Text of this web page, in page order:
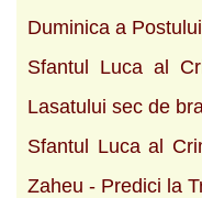
Duminica a
Sfantul Luca al
Lasatului sec de
Sfantul Luca al
Zaheu - Predici la